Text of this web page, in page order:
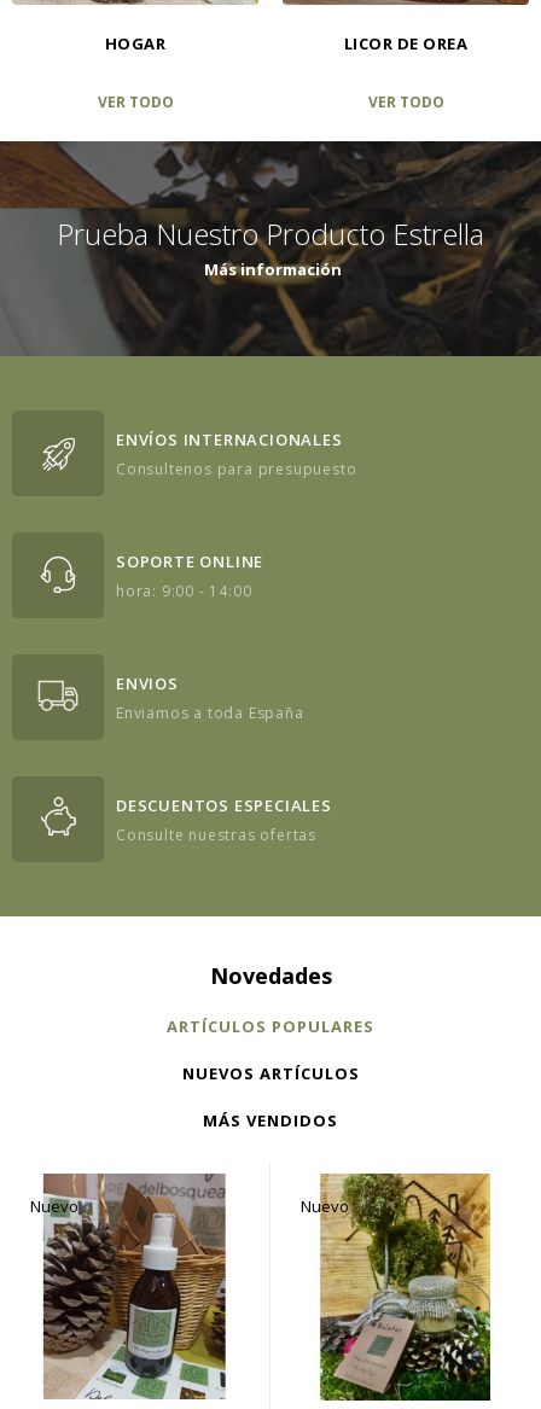
HOGAR
VER TODO
LICOR DE OREA
VER TODO
Prueba Nuestro Producto Estrella
Más información
ENVÍOS INTERNACIONALES
Consultenos para presupuesto
SOPORTE ONLINE
hora: 9:00 - 14:00
ENVIOS
Enviamos a toda España
DESCUENTOS ESPECIALES
Consulte nuestras ofertas
Novedades
ARTÍCULOS POPULARES
NUEVOS ARTÍCULOS
MÁS VENDIDOS
Nuevo Nuevo